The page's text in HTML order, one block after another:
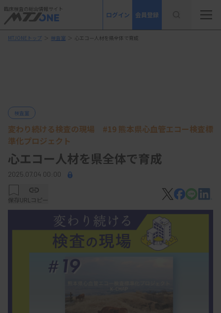
臨床検査の総合情報サイト
ログイン 会員登録
MTJONEトップ ＞ 検査室 ＞ 心エコー人材を県全体で育成
検査室
変わり続ける検査の現場 #19 熊本県心血管エコー検査標
準化プロジェクト
心エコー人材を県全体で育成
2025.07.04 00:00
保存URLコピー